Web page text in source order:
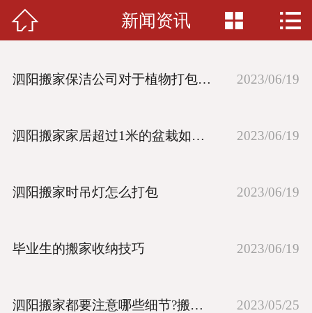
网站首页
新闻资讯
案例展示
 新闻资讯  
泗阳搬家保洁公司对于植物打包一般是如何收费 2023/06/19
泗阳搬家家居超过1米的盆栽如何打包 2023/06/19
泗阳搬家时吊灯怎么打包 2023/06/19
毕业生的搬家收纳技巧 2023/06/19
泗阳搬家都要注意哪些细节?搬家技巧有哪些 2023/05/25